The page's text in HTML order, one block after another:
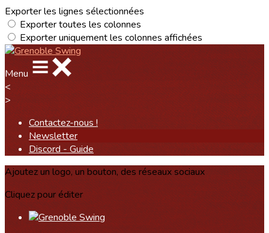
Exporter les lignes sélectionnées
Exporter toutes les colonnes
Exporter uniquement les colonnes affichées
Menu
<
>
Contactez-nous !
Newsletter
Discord - Guide
Ajoutez un logo, un bouton, des réseaux sociaux
Cliquez pour éditer